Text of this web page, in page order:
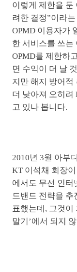
이렇게 제한을 둔
려한 결정”이라
OPMD 이용자가
한 서비스를 쓰는
OPMD를 제한하
면 수익이 더 날
지만 해지 방어적
더 낮아져 오히려
고 있나 봅니다.
2010년 3월 아부
KT 이석채 회장
에서도 무선 인터
드밴드 전략을 추
표했는데, 그것이
말기’에서 되지